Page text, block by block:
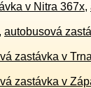
v Nitra 367x,
, autobusová
zastávka v
zastávka v